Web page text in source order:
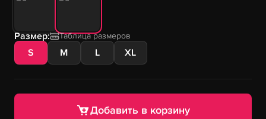
Размер: Таблица размеров
S M L XL
Добавить в корзину